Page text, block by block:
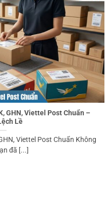
GHN, Viettel Post Chuẩn –
Lề
Viettel Post Chuẩn Không
đã [...]